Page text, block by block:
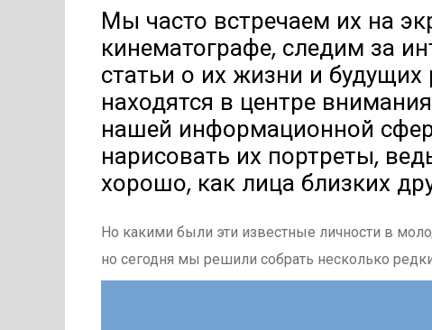
Мы часто встречаем их на
кинематографе, следим за
статьи о их жизни и
находятся в центре
нашей информационной
нарисовать их портреты,
хорошо, как лица близких
Но какими были эти известные личности в
но сегодня мы решили собрать несколько